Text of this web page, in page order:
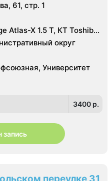
61, стр. 1
Atlas-X 1.5 Т, КТ Toshiba
Aplio 500, GE Vivid 7
округ
Университет
3400 p.
запись